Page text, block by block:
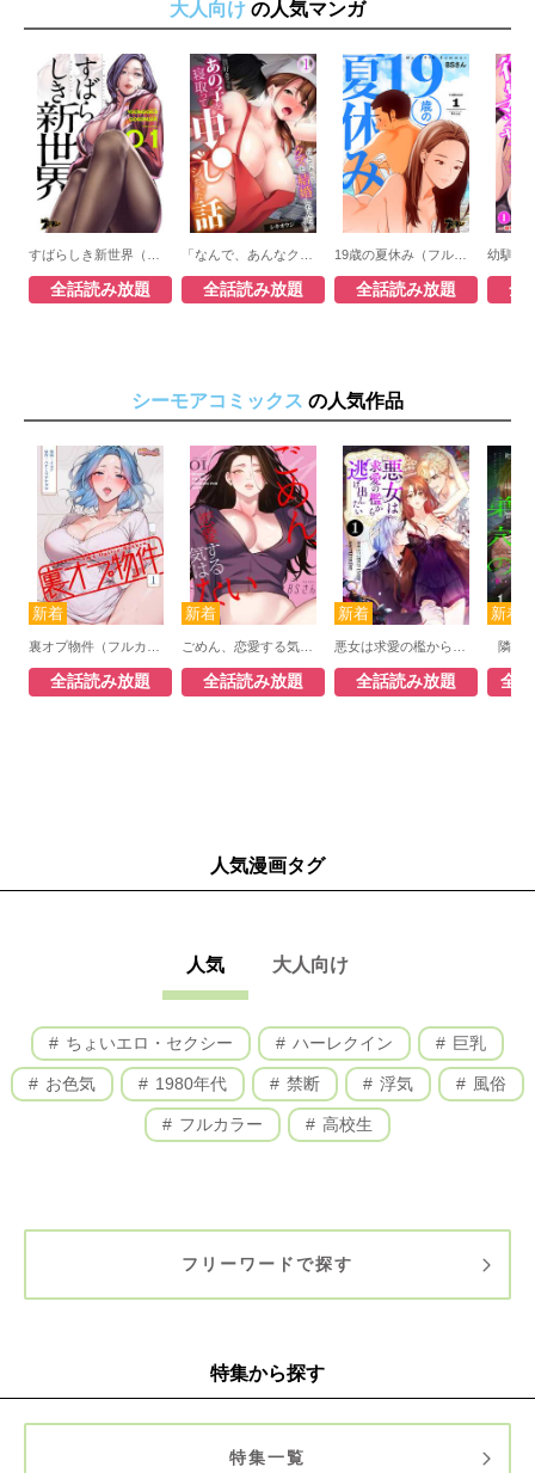
大人向け の人気マンガ
全話読み放題 全話読み放題 全話読み放題 全
シーモアコミックス の人気作品
全話読み放題 全話読み放題 全話読み放題
隣の
全
人気漫画タグ
人気 大人向け
ちょいエロ・セクシー ハーレクイン 巨乳
お色気 1980年代 禁断 浮気 風俗
フルカラー 高校生
フリーワードで探す
特集から探す
特集一覧